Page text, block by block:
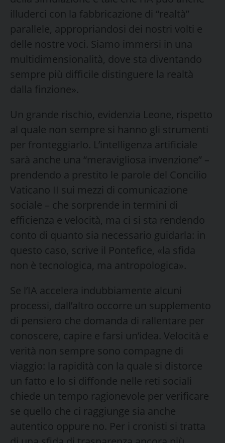
illuderci con la fabbricazione di “realtà”
parallele, appropriandosi dei nostri volti e
delle nostre voci. Siamo immersi in una
multidimensionalità, dove sta diventando
sempre più difficile distinguere la realtà
dalla finzione».
Un grande rischio, evidenzia Leone, rispetto
al quale non sempre si hanno gli strumenti
per fronteggiarlo. L’intelligenza artificiale
sarà anche una “meravigliosa invenzione” –
prendendo a prestito le parole del Concilio
Vaticano II sui mezzi di comunicazione
sociale – che sorprende in termini di
efficienza e velocità, ma ci si sta rendendo
conto di quanto sia necessario guidarla: in
questo caso, scrive il Pontefice, «la sfida
non è tecnologica, ma antropologica».
Se l’IA accelera indubbiamente alcuni
processi, dall’altro occorre un supplemento
di pensiero che domanda di rallentare per
conoscere, capire e farsi un’idea. Velocità e
verità non sempre sono compagne di
viaggio: la rapidità con la quale si distorce
un fatto e lo si diffonde nelle reti sociali
chiede un tempo ragionevole per verificare
se quello che ci raggiunge sia anche
autentico oppure no. Per i cronisti si tratta